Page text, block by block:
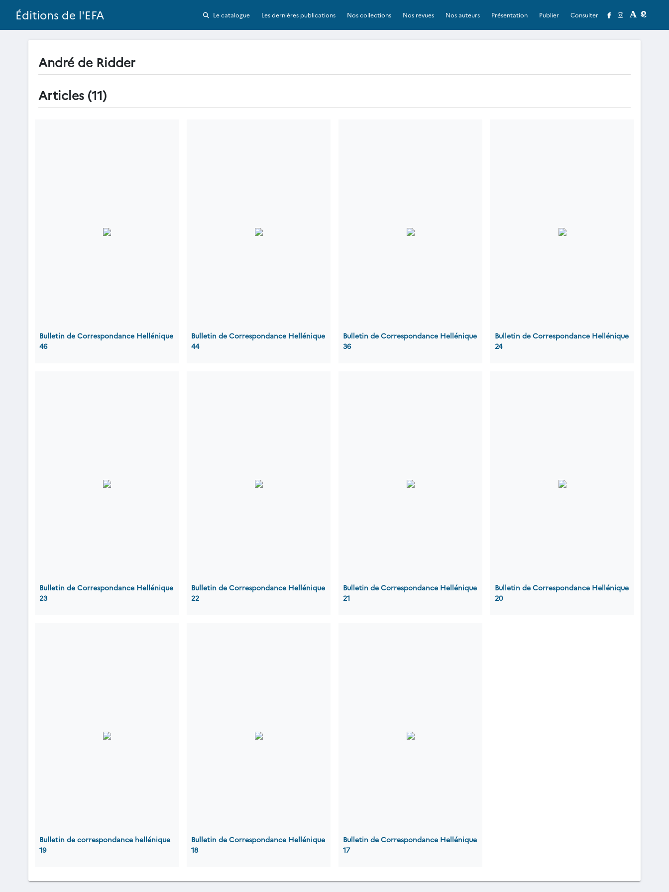
Éditions de l'EFA Le catalogue Les dernières publications Nos collections Nos revues Nos auteurs Présentation Publier Consulter
André de Ridder
Articles (11)
Bulletin de Correspondance Hellénique
46
Bulletin de Correspondance Hellénique
44
Bulletin de Correspondance Hellénique
36
Bulletin de Correspondance Hellénique
24
Bulletin de Correspondance Hellénique
23
Bulletin de Correspondance Hellénique
22
Bulletin de Correspondance Hellénique
21
Bulletin de Correspondance Hellénique
20
Bulletin de correspondance hellénique
19
Bulletin de Correspondance Hellénique
18
Bulletin de Correspondance Hellénique
17